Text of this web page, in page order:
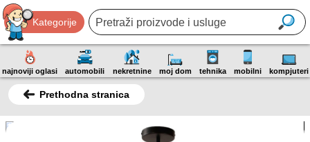
Kategorije
najnoviji oglasi automobili nekretnine moj dom tehnika mobilni kompjuteri
Prethodna stranica